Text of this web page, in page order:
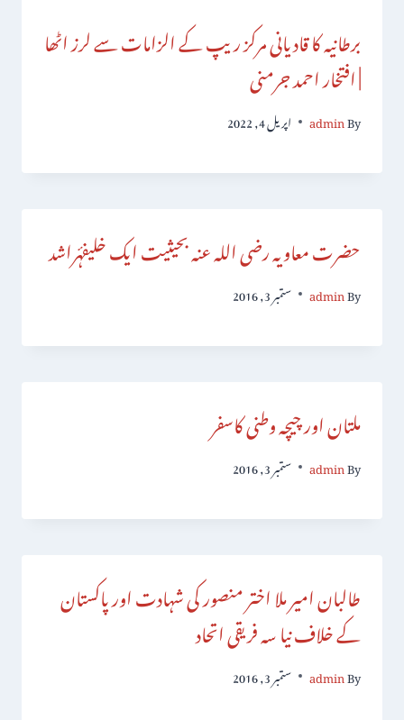
برطانیہ کا قادیانی مرکز ریپ کے الزامات سے لرز اٹھا
| افتخار احمد جرمنی
By
admin اپریل 4, 2022
حضرت معاویہ رضی اللہ عنہ بحیثیت ایک خلیفۂراشد
By
admin ستمبر 3, 2016
ملتان اور چیچہ وطنی کاسفر
By
admin ستمبر 3, 2016
طالبان امیر ملا اختر منصور کی شہادت اور پاکستان
کے خلاف نیا سہ فریقی اتحاد
By
admin ستمبر 3, 2016